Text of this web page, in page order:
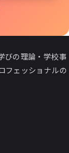
びの理論・学校事
フェッショナルの